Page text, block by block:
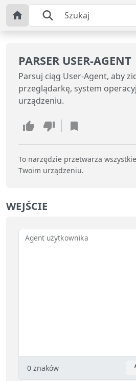
PARSER USER‑AGENT
Parsuj ciąg User‑Agent, aby
przeglądarkę, system
urządzeniu.
To narzędzie przetwarza
Twoim urządzeniu.
WEJŚCIE
Agent użytkownika
0 znaków